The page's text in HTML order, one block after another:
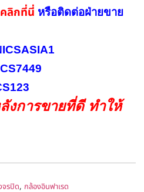
คลิกที่นี่ หรือติดต่อฝ่ายขาย
งการขายที่ดี ทำให้
จรปิด, กล้องอินฟาเรด